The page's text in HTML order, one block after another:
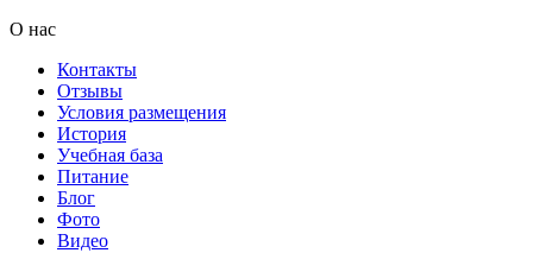
О нас
Контакты
Отзывы
Условия размещения
История
Учебная база
Питание
Блог
Фото
Видео